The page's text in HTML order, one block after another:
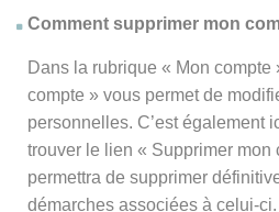
Comment supprimer mon
Dans la rubrique « Mon compte
compte » vous permet de
personnelles. C’est également
trouver le lien « Supprimer mon
permettra de supprimer
démarches associées à celui-ci.